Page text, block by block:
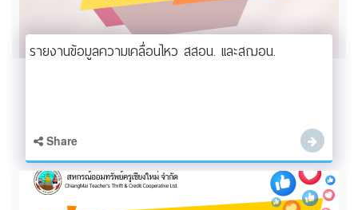
รายงานข้อมูลความเคลื่อนไหว สสอน. เเละสฌอน.
Share